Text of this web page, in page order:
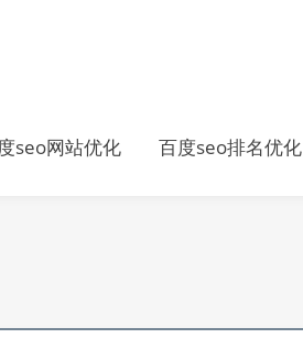
seo网站优化 百度seo排名优化